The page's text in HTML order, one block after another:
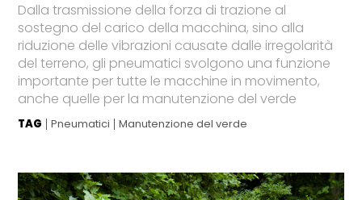
Dalla trasmissione della forza di trazione al
sostegno del carico della macchina, sino alla
riduzione delle vibrazioni causate dalle irregolarità
del terreno, gli pneumatici svolgono una funzione
importante per tutte le macchine in movimento,
anche quelle per la manutenzione del verde
TAG Pneumatici Manutenzione del verde